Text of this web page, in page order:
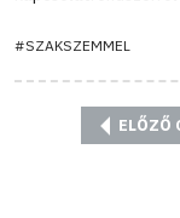
#SZAKSZEMMEL
ELŐZŐ